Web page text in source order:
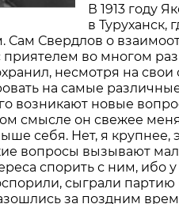
В 1913 году
в Туруханск,
Сам Свердлов о
приятелем во многом
несмотря на свои
на самые
возникают новые
смысле он свежее
себя. Нет, я крупнее,
вопросы вызывают
спорить с ним, ибо
сыграли
за поздним